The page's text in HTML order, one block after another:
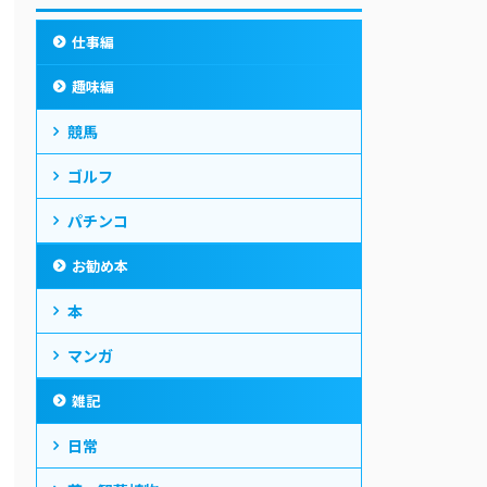
仕事編
趣味編
競馬
ゴルフ
パチンコ
お勧め本
本
マンガ
雑記
日常